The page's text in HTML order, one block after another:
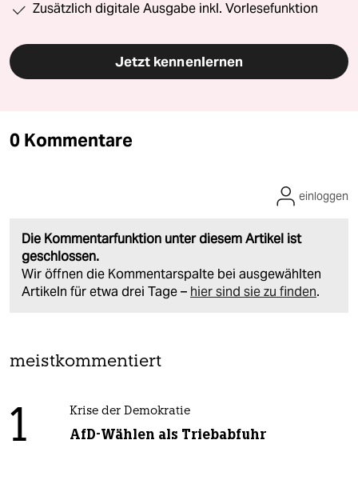
Zusätzlich digitale Ausgabe inkl. Vorlesefunktion
Jetzt kennenlernen
0 Kommentare
Die Kommentarfunktion unter diesem Artikel ist
geschlossen.
Wir öffnen die Kommentarspalte bei ausgewählten
Artikeln für etwa drei Tage – hier sind sie zu finden.
einloggen
meistkommentiert
1 Krise der Demokratie
AfD-Wählen als Triebabfuhr